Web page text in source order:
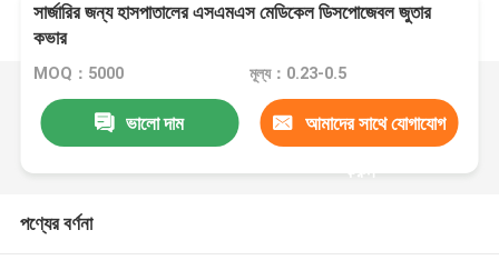
সার্জারির জন্য হাসপাতালের এসএমএস মেডিকেল ডিসপোজেবল জুতার
কভার
MOQ：5000 মূল্য：0.23-0.5
ভালো দাম আমাদের সাথে যোগাযোগ
করুন
পণ্যের বর্ণনা